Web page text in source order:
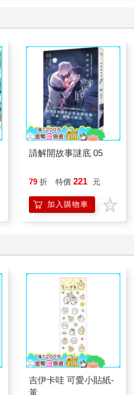
請解開故事謎底 05
79 折 特價 221 元
加入購物車
吉伊卡哇 可愛小貼紙-
黃